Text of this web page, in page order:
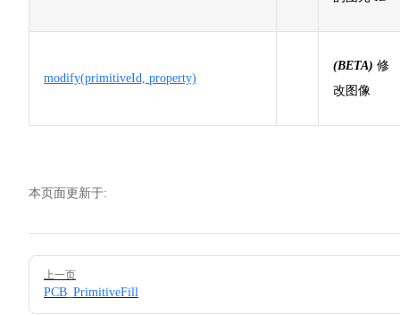
modify(primitiveId, property)
(BETA) 修
改图像
本页面更新于:
Pager
上一页
PCB_PrimitiveFill